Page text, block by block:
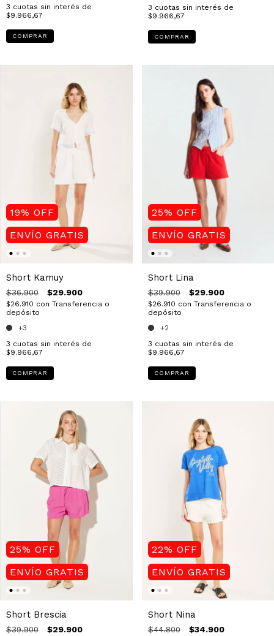
3 cuotas sin interés de
$9.966,67
COMPRAR
3 cuotas sin interés de
$9.966,67
COMPRAR
19% OFF
ENVÍO GRATIS
Short Kamuy
$36.900 $29.900
$26.910 con Transferencia o
depósito
+3
3 cuotas sin interés de
$9.966,67
COMPRAR
25% OFF
ENVÍO GRATIS
Short Lina
$39.900 $29.900
$26.910 con Transferencia o
depósito
+2
3 cuotas sin interés de
$9.966,67
COMPRAR
25% OFF
ENVÍO GRATIS
Short Brescia
$39.900 $29.900
22% OFF
ENVÍO GRATIS
Short Nina
$44.800 $34.900